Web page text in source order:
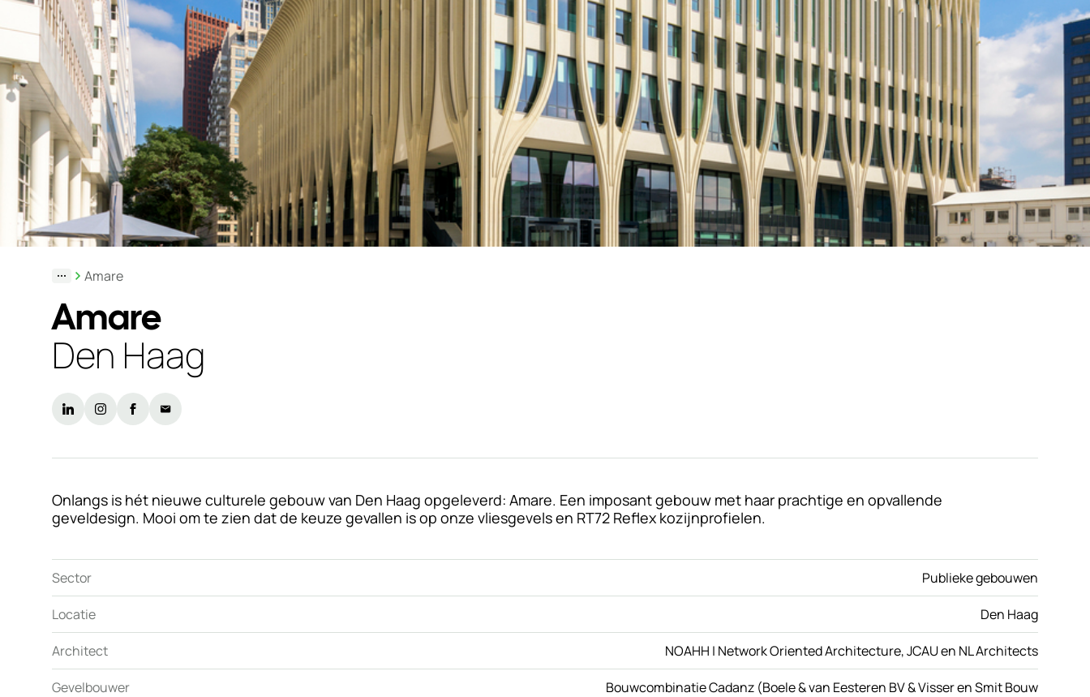
Duurzaamheid
Werken
bij
Nieuws
&
Kennis
Particulieren
KlantPortaal
Contact Amare
Amare
Den Haag
Onlangs is hét nieuwe culturele gebouw van Den Haag opgeleverd: Amare. Een imposant gebouw met haar prachtige en opvallende
geveldesign. Mooi om te zien dat de keuze gevallen is op onze vliesgevels en RT72 Reflex kozijnprofielen.
Sector Publieke gebouwen
Locatie Den Haag
Architect NOAHH | Network Oriented Architecture, JCAU en NL Architects
Gevelbouwer Bouwcombinatie Cadanz (Boele & van Eesteren BV & Visser en Smit Bouw